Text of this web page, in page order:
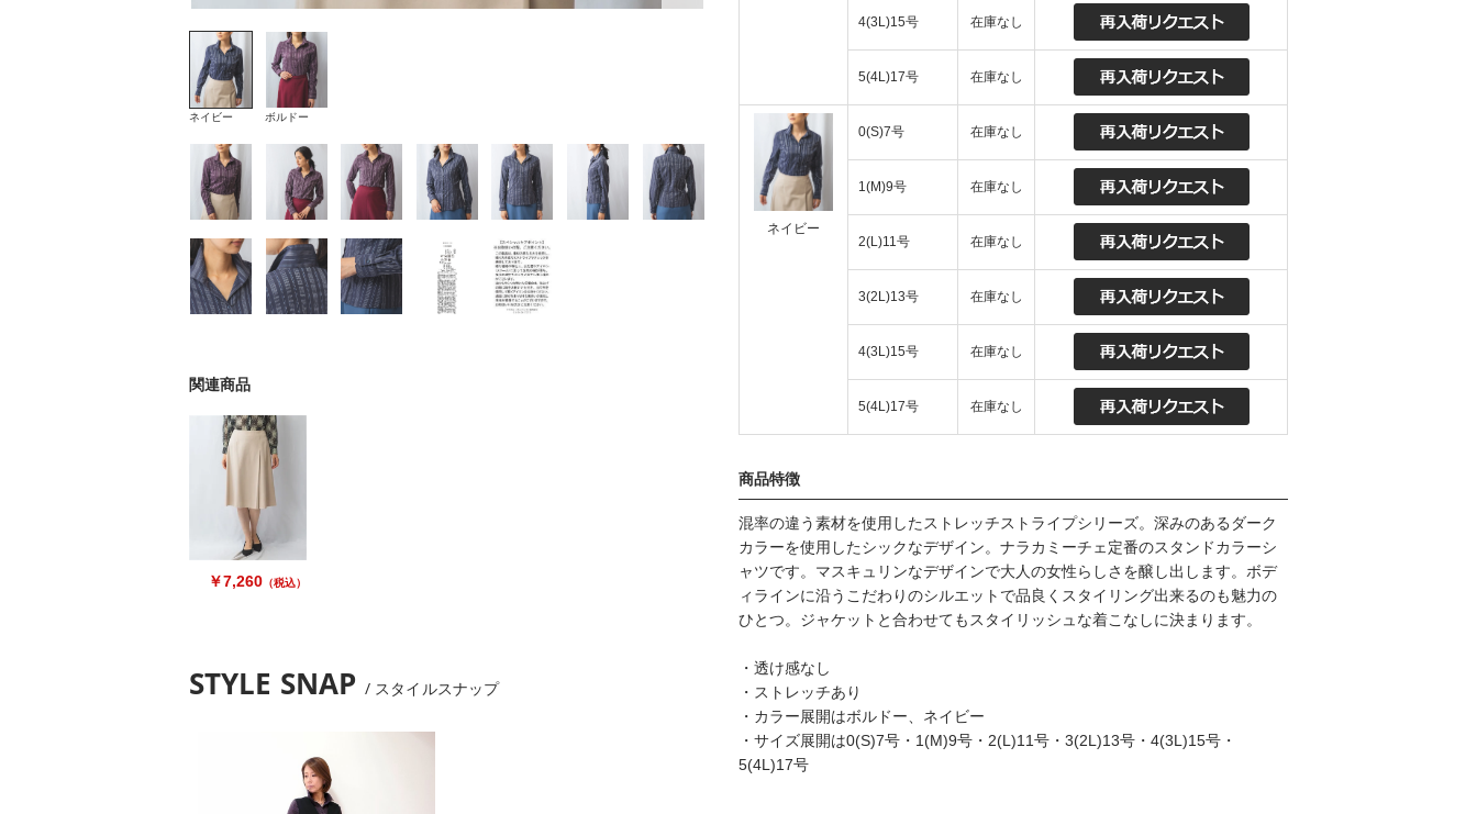
ネイビー ボルドー
関連商品
￥7,260 （税込）
STYLE SNAP スタイルスナップ
4(3L)15号 在庫なし
5(4L)17号 在庫なし
ネイビー
0(S)7号 在庫なし
1(M)9号 在庫なし
2(L)11号 在庫なし
3(2L)13号 在庫なし
4(3L)15号 在庫なし
5(4L)17号 在庫なし
商品特徴
混率の違う素材を使用したストレッチストライプシリーズ。深みのあるダーク
カラーを使用したシックなデザイン。ナラカミーチェ定番のスタンドカラーシ
ャツです。マスキュリンなデザインで大人の女性らしさを醸し出します。ボデ
ィラインに沿うこだわりのシルエットで品良くスタイリング出来るのも魅力の
ひとつ。ジャケットと合わせてもスタイリッシュな着こなしに決まります。
・透け感なし
・ストレッチあり
・カラー展開はボルドー、ネイビー
・サイズ展開は0(S)7号・1(M)9号・2(L)11号・3(2L)13号・4(3L)15号・
5(4L)17号